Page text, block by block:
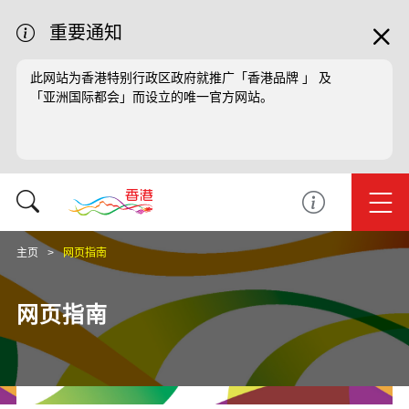
重要通知
此网站为香港特别行政区政府就推广「香港品牌 」 及
「亚洲国际都会」而设立的唯一官方网站。
主页 网页指南
网页指南